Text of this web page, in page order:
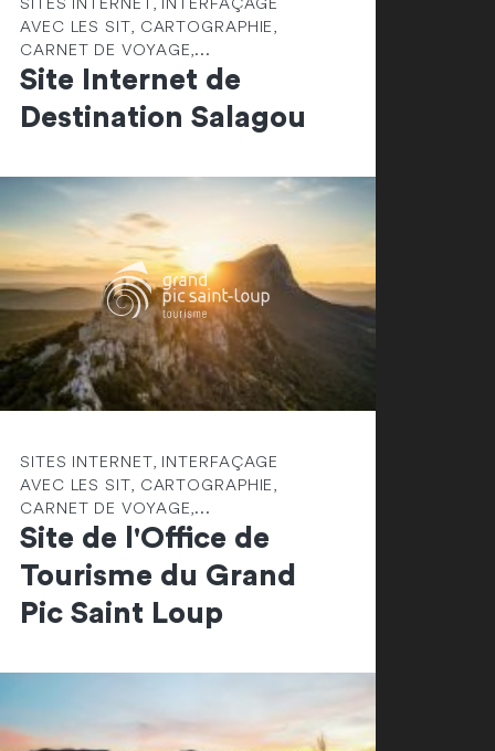
AVEC LES SIT, CARTOGRAPHIE,
CARNET DE VOYAGE,...
Site Internet de
Destination Salagou
SITES INTERNET, INTERFAÇAGE
AVEC LES SIT, CARTOGRAPHIE,
CARNET DE VOYAGE,...
Site de l'Office de
Tourisme du Grand
Pic Saint Loup